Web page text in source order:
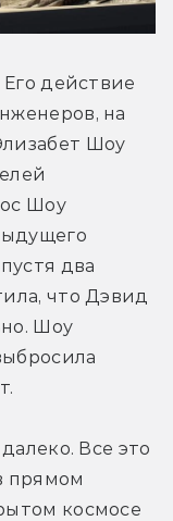
Его действие
на
Шоу
Шоу
два
что Дэвид
Шоу
Все это
прямом
космосе